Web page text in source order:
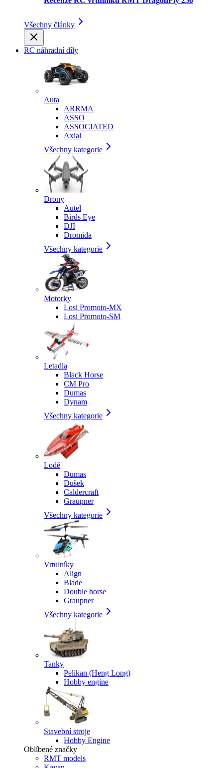
Všechny články
RC náhradní díly
Auta
ARRMA
ASSO
ASSOCIATED
Axial
Všechny kategorie
Drony
Autel
Birds Eye
DJI
Dromida
Všechny kategorie
Motorky
Losi Promoto-MX
Losi Promoto-SM
Letadla
Black Horse
CM Pro
Dumas
Dynam
Všechny kategorie
Lodě
Dumas
Dušek
Caldercraft
Graupner
Všechny kategorie
Vrtulníky
Align
Blade
Double horse
Graupner
Všechny kategorie
Tanky
Pelikan (Heng Long)
Hobby engine
Stavební stroje
Hobby Engine
Oblíbené značky
RMT models